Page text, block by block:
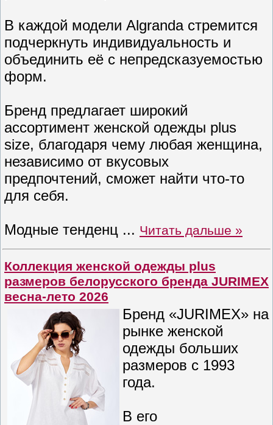
В каждой модели Algranda стремится
подчеркнуть индивидуальность и
объединить её с непредсказуемостью
форм.
Бренд предлагает широкий
ассортимент женской одежды plus
size, благодаря чему любая женщина,
независимо от вкусовых
предпочтений, сможет найти что-то
для себя.
Модные тенденц ... Читать дальше »
Коллекция женской одежды plus
размеров белорусского бренда JURIMEX
весна-лето 2026
Бренд «JURIMEX» на
рынке женской
одежды больших
размеров с 1993
года.
В его